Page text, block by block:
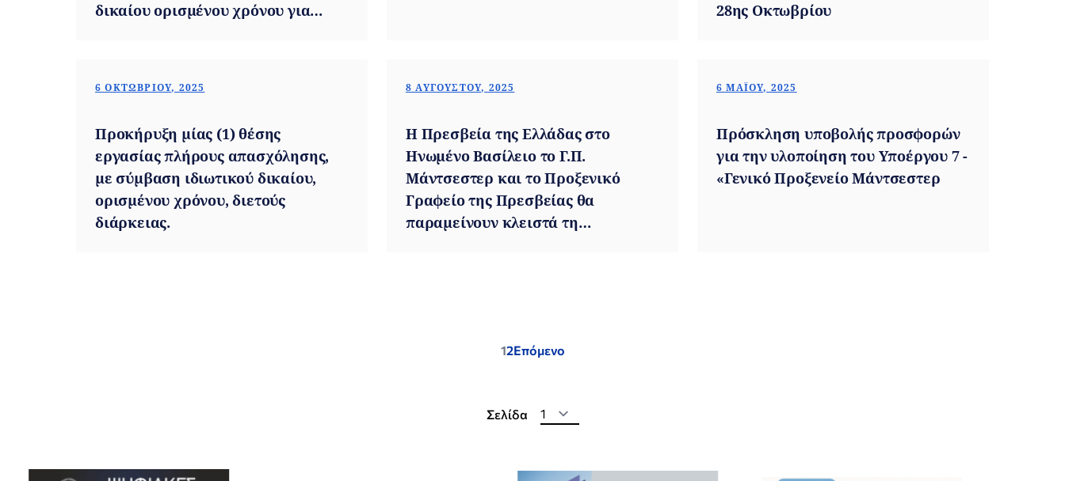
δικαίου ορισμένου χρόνου για
28ης Οκτωβρίου
6 ΟΚΤΩΒΡΊΟΥ, 2025
Προκήρυξη μίας (1) θέσης
εργασίας πλήρους απασχόλησης,
με σύμβαση ιδιωτικού δικαίου,
ορισμένου χρόνου, διετούς
διάρκειας.
8 ΑΥΓΟΎΣΤΟΥ, 2025
Η Πρεσβεία της Ελλάδας στο
Ηνωμένο Βασίλειο το Γ.Π.
Μάντσεστερ και το Προξενικό
Γραφείο της Πρεσβείας θα
παραμείνουν κλειστά τη
6 ΜΑΪ́ΟΥ, 2025
Πρόσκληση υποβολής προσφορών
για την υλοποίηση του Υποέργου 7 -
«Γενικό Προξενείο Μάντσεστερ
Posts
12Επόμενο
Σελίδα